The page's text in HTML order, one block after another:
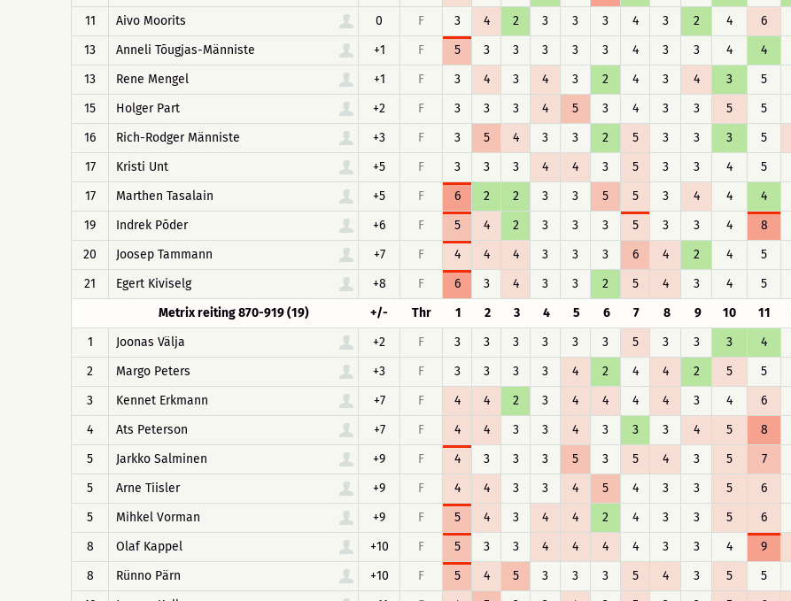
11
Aivo Moorits 0 F 3 4 2 3 3 3 4 3 2 4 6
13
Anneli Tõugjas-Männiste +1 F 5 3 3 3 3 3 4 3 3 4 4
13
Rene Mengel +1 F 3 4 3 4 3 2 4 3 4 3 5
15
Holger Part +2 F 3 3 3 4 5 3 4 3 3 5 5
16
Rich-Rodger Männiste +3 F 3 5 4 3 3 2 5 3 3 3 5
17
Kristi Unt +5 F 3 3 3 4 4 3 5 3 3 4 5
17
Marthen Tasalain +5 F 6 2 2 3 3 5 5 3 4 4 4
19
Indrek Põder +6 F 5 4 2 3 3 3 5 3 3 4 8
20
Joosep Tammann +7 F 4 4 4 3 3 3 6 4 2 4 5
21
Egert Kiviselg +8 F 6 3 4 3 3 2 5 4 3 4 5
Metrix reiting 870-919 (19)
+/- Thr 1 2 3 4 5 6 7 8 9 10 11
1
Joonas Välja +2 F 3 3 3 3 3 3 5 3 3 3 4
2
Margo Peters +3 F 3 3 3 3 4 2 4 4 2 5 5
3
Kennet Erkmann +7 F 4 4 2 3 4 4 4 4 3 4 6
4
Ats Peterson +7 F 4 4 3 3 4 3 3 3 4 5 8
5
Jarkko Salminen +9 F 4 3 3 3 5 3 5 4 3 5 7
5
Arne Tiisler +9 F 4 4 3 3 4 5 4 3 3 5 6
5
Mihkel Vorman +9 F 5 4 3 4 4 2 4 3 3 5 6
8
Olaf Kappel +10 F 5 3 3 4 4 4 4 3 3 4 9
8
Rünno Pärn +10 F 5 4 5 3 3 3 5 4 3 5 5